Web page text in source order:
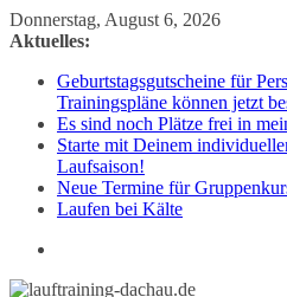
Zum
Inhalt
Donnerstag, August 6, 2026
Aktuelles:
Geburtstagsgutscheine für
Trainingspläne können jetzt
Es sind noch Plätze frei in
Starte mit Deinem
Laufsaison!
Neue Termine für
Laufen bei Kälte